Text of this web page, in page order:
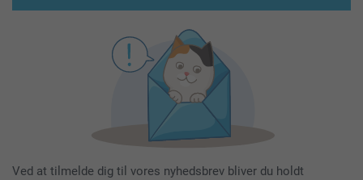
Ved at tilmelde dig til vores nyhedsbrev bliver du holdt